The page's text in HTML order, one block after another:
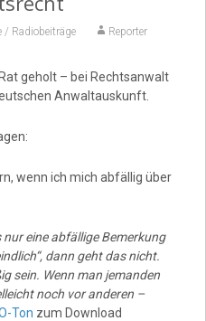
/ Radiobeiträge Reporter
geholt – bei Rechtsanwalt
Anwaltauskunft.
wenn ich mich abfällig über
eine abfällige Bemerkung
dann geht das nicht.
sein. Wenn man jemanden
noch vor anderen –
Ton zum Download